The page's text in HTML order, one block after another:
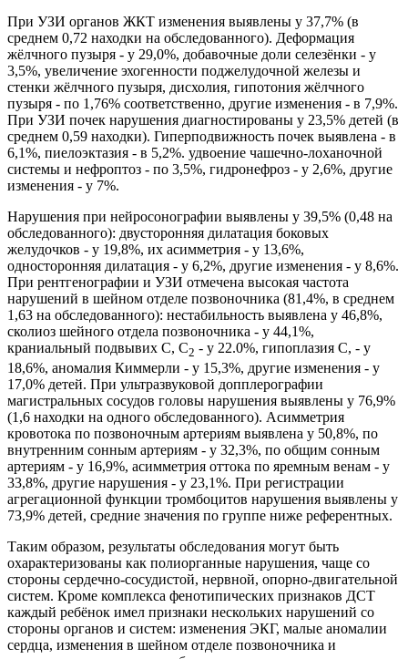
При УЗИ органов ЖКТ изменения выявлены у 37,7% (в
среднем 0,72 находки на обследованного). Деформация
жёлчного пузыря - у 29,0%, добавочные доли селезёнки - у
3,5%, увеличение эхогенности поджелудочной железы и
стенки жёлчного пузыря, дисхолия, гипотония жёлчного
пузыря - по 1,76% соответственно, другие изменения - в 7,9%.
При УЗИ почек нарушения диагностированы у 23,5% детей (в
среднем 0,59 находки). Гиперподвижность почек выявлена - в
6,1%, пиелоэктазия - в 5,2%. удвоение чашечно-лоханочной
системы и нефроптоз - по 3,5%, гидронефроз - у 2,6%, другие
изменения - у 7%.
Нарушения при нейросонографии выявлены у 39,5% (0,48 на
обследованного): двусторонняя дилатация боковых
желудочков - у 19,8%, их асимметрия - у 13,6%,
односторонняя дилатация - у 6,2%, другие изменения - у 8,6%.
При рентгенографии и УЗИ отмечена высокая частота
нарушений в шейном отделе позвоночника (81,4%, в среднем
1,63 на обследованного): нестабильность выявлена у 46,8%,
сколиоз шейного отдела позвоночника - у 44,1%,
краниальный подвывих С, С2 - у 22.0%, гипоплазия С, - у
18,6%, аномалия Киммерли - у 15,3%, другие изменения - у
17,0% детей. При ультразвуковой допплерографии
магистральных сосудов головы нарушения выявлены у 76,9%
(1,6 находки на одного обследованного). Асимметрия
кровотока по позвоночным артериям выявлена у 50,8%, по
внутренним сонным артериям - у 32,3%, по общим сонным
артериям - у 16,9%, асимметрия оттока по яремным венам - у
33,8%, другие нарушения - у 23,1%. При регистрации
агрегационной функции тромбоцитов нарушения выявлены у
73,9% детей, средние значения по группе ниже референтных.
Таким образом, результаты обследования могут быть
охарактеризованы как полиорганные нарушения, чаще со
стороны сердечно-сосудистой, нервной, опорно-двигательной
систем. Кроме комплекса фенотипических признаков ДСТ
каждый ребёнок имел признаки нескольких нарушений со
стороны органов и систем: изменения ЭКГ, малые аномалии
сердца, изменения в шейном отделе позвоночника и